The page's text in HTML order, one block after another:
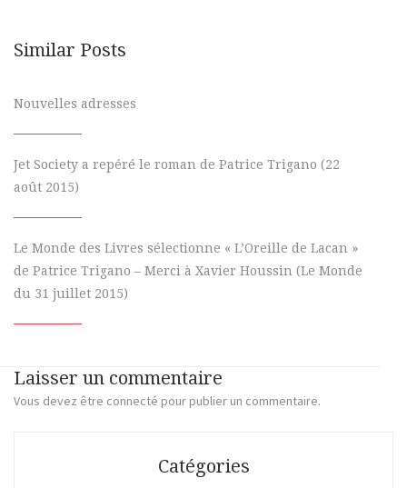
Similar Posts
Nouvelles adresses
Jet Society a repéré le roman de Patrice Trigano (22
août 2015)
Le Monde des Livres sélectionne « L’Oreille de Lacan »
de Patrice Trigano – Merci à Xavier Houssin (Le Monde
du 31 juillet 2015)
Laisser un commentaire
Vous devez être connecté pour publier un commentaire.
Catégories